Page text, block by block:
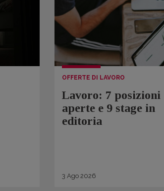
OFFERTE DI LAVORO
Lavoro: 7 posizioni
aperte e 9 stage in
editoria
3 Ago 2026